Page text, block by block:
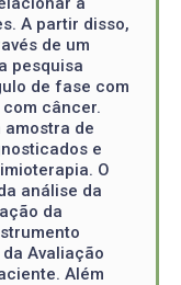
A partir disso,
de um
pesquisa
de fase com
câncer.
amostra de
e
O
análise da
da
Avaliação
Além